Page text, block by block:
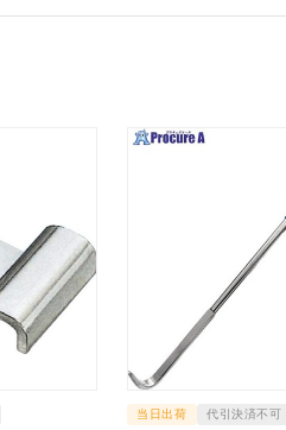
当日出荷 代引決済不可